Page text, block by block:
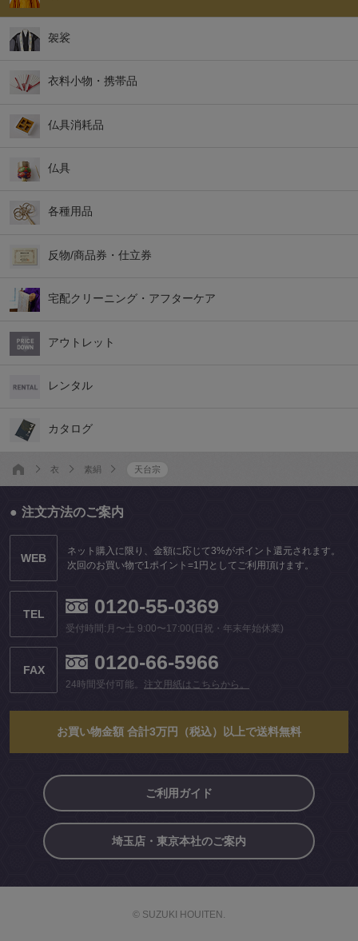
袈裟
衣料小物・携帯品
仏具消耗品
仏具
各種用品
反物/商品券・仕立券
宅配クリーニング・アフターケア
アウトレット
レンタル
カタログ
衣 素絹 天台宗
注文方法のご案内
WEB
ネット購入に限り、金額に応じて3%がポイント還元されます。
次回のお買い物で1ポイント=1円としてご利用頂けます。
TEL 0120-55-0369
受付時間:月〜土 9:00〜17:00(日祝・年末年始休業)
FAX 0120-66-5966
24時間受付可能。 注文用紙はこちらから。
お買い物金額 合計3万円（税込）以上で送料無料
ご利用ガイド
埼玉店・東京本社のご案内
© SUZUKI HOUITEN.